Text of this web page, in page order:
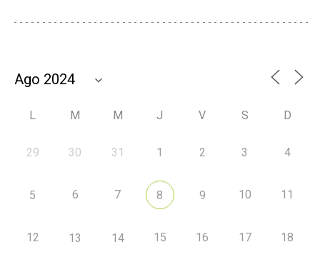
L M M J V S D
29 30 31 1 2 3 4
5 6 7 8 9 10 11
12 13 14 15 16 17 18